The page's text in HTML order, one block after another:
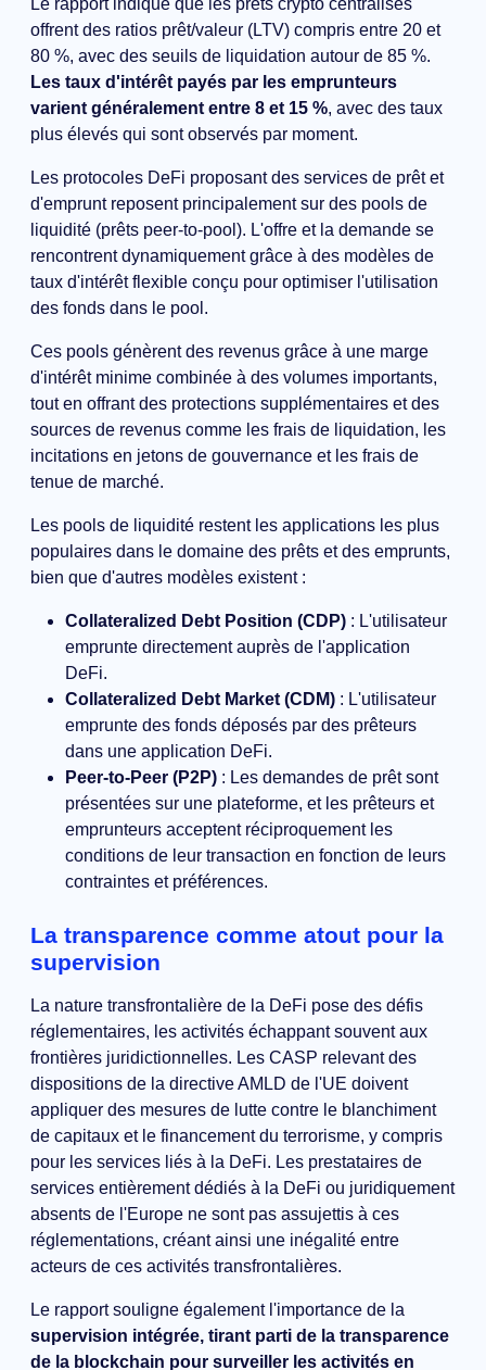
Le rapport indique que les prêts crypto centralisés
offrent des ratios prêt/valeur (LTV) compris entre 20 et
80 %, avec des seuils de liquidation autour de 85 %.
Les taux d'intérêt payés par les emprunteurs
varient généralement entre 8 et 15 %, avec des taux
plus élevés qui sont observés par moment.
Les protocoles DeFi proposant des services de prêt et
d'emprunt reposent principalement sur des pools de
liquidité (prêts peer-to-pool). L'offre et la demande se
rencontrent dynamiquement grâce à des modèles de
taux d'intérêt flexible conçu pour optimiser l'utilisation
des fonds dans le pool.
Ces pools génèrent des revenus grâce à une marge
d'intérêt minime combinée à des volumes importants,
tout en offrant des protections supplémentaires et des
sources de revenus comme les frais de liquidation, les
incitations en jetons de gouvernance et les frais de
tenue de marché.
Les pools de liquidité restent les applications les plus
populaires dans le domaine des prêts et des emprunts,
bien que d'autres modèles existent :
Collateralized Debt Position (CDP) : L'utilisateur
emprunte directement auprès de l'application
DeFi.
Collateralized Debt Market (CDM) : L'utilisateur
emprunte des fonds déposés par des prêteurs
dans une application DeFi.
Peer-to-Peer (P2P) : Les demandes de prêt sont
présentées sur une plateforme, et les prêteurs et
emprunteurs acceptent réciproquement les
conditions de leur transaction en fonction de leurs
contraintes et préférences.
La transparence comme atout pour la
supervision
La nature transfrontalière de la DeFi pose des défis
réglementaires, les activités échappant souvent aux
frontières juridictionnelles. Les CASP relevant des
dispositions de la directive AMLD de l'UE doivent
appliquer des mesures de lutte contre le blanchiment
de capitaux et le financement du terrorisme, y compris
pour les services liés à la DeFi. Les prestataires de
services entièrement dédiés à la DeFi ou juridiquement
absents de l'Europe ne sont pas assujettis à ces
réglementations, créant ainsi une inégalité entre
acteurs de ces activités transfrontalières.
Le rapport souligne également l'importance de la
supervision intégrée, tirant parti de la transparence
de la blockchain pour surveiller les activités en